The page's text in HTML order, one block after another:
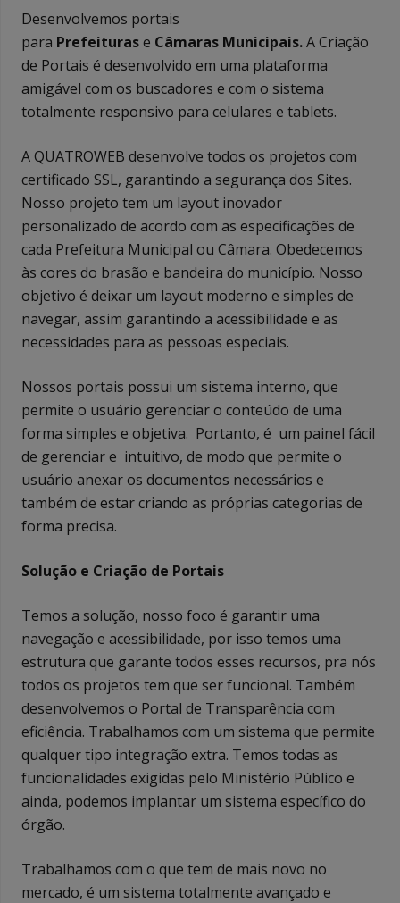
Desenvolvemos portais
para Prefeiturase Câmaras Municipais.A Criação
de Portais é desenvolvido em uma plataforma
amigável com os buscadores e com o sistema
totalmente responsivo para celulares e tablets.
A QUATROWEB desenvolve todos os projetos com
certificado SSL, garantindo a segurança dos Sites.
Nosso projeto tem um layout inovador
personalizado de acordo com as especificações de
cada Prefeitura Municipal ou Câmara. Obedecemos
às cores do brasão e bandeira do município. Nosso
objetivo é deixar um layout moderno e simples de
navegar, assim garantindo a acessibilidade e as
necessidades para as pessoas especiais.
Nossos portais possui um sistema interno, que
permite o usuário gerenciar o conteúdo de uma
forma simples e objetiva. Portanto, é um painel fácil
de gerenciar e intuitivo, de modo que permite o
usuário anexar os documentos necessários e
também de estar criando as próprias categorias de
forma precisa.
Solução e Criação de Portais
Temos a solução, nosso foco é garantir uma
navegação e acessibilidade, por isso temos uma
estrutura que garante todos esses recursos, pra nós
todos os projetos tem que ser funcional. Também
desenvolvemos o Portal de Transparência com
eficiência. Trabalhamos com um sistema que permite
qualquer tipo integração extra. Temos todas as
funcionalidades exigidas pelo Ministério Público e
ainda, podemos implantar um sistema específico do
órgão.
Trabalhamos com o que tem de mais novo no
mercado, é um sistema totalmente avançado e